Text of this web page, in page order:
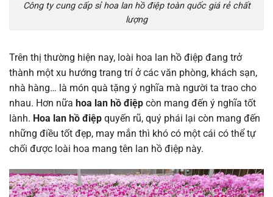
Công ty cung cấp sỉ hoa lan hồ điệp toàn quốc giá rẻ chất
lượng
Trên thị thường hiện nay, loài hoa lan hồ điệp đang trở
thành một xu hướng trang trí ở các văn phòng, khách sạn,
nhà hàng… là món quà tặng ý nghĩa mà người ta trao cho
nhau. Hơn nữa hoa lan hồ điệp còn mang đến ý nghĩa tốt
lành. Hoa lan hồ điệp quyến rũ, quý phái lại còn mang đến
những điều tốt đẹp, may mắn thì khó có một cái có thể tự
chối được loài hoa mang tên lan hồ điệp này.